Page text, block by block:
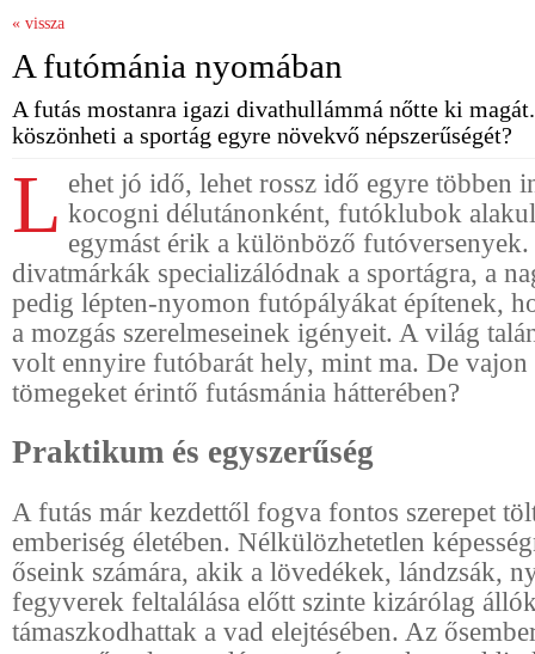
« vissza
A futómánia nyomában
A futás mostanra igazi divathullámmá nőtte ki
köszönheti a sportág egyre növekvő népszerűségét?
L ehet jó idő, lehet rossz idő egyre többen
kocogni délutánonként, futóklubok
egymást érik a különböző
divatmárkák specializálódnak a sportágra, a
pedig lépten-nyomon futópályákat építenek,
a mozgás szerelmeseinek igényeit. A világ
volt ennyire futóbarát hely, mint ma. De vajon
tömegeket érintő futásmánia hátterében?
Praktikum és egyszerűség
A futás már kezdettől fogva fontos szerepet
emberiség életében. Nélkülözhetetlen
őseink számára, akik a lövedékek, lándzsák,
fegyverek feltalálása előtt szinte kizárólag
támaszkodhattak a vad elejtésében. Az